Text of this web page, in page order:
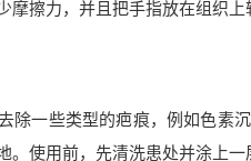
摩擦力，并且把手指放在组织上
除一些类型的疤痕，例如色素
。使用前，先清洗患处并涂上一